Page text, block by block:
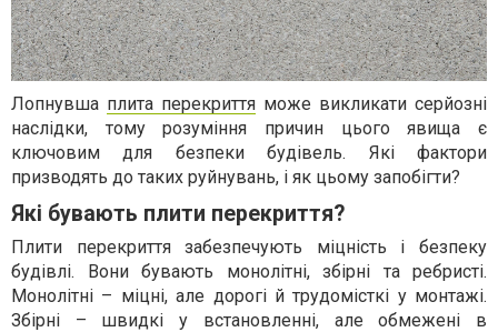
Лопнувша плита перекриття може викликати серйозні
наслідки, тому розуміння причин цього явища є
ключовим для безпеки будівель. Які фактори
призводять до таких руйнувань, і як цьому запобігти?
Які бувають плити перекриття?
Плити перекриття забезпечують міцність і безпеку
будівлі. Вони бувають монолітні, збірні та ребристі.
Монолітні – міцні, але дорогі й трудомісткі у монтажі.
Збірні – швидкі у встановленні, але обмежені в